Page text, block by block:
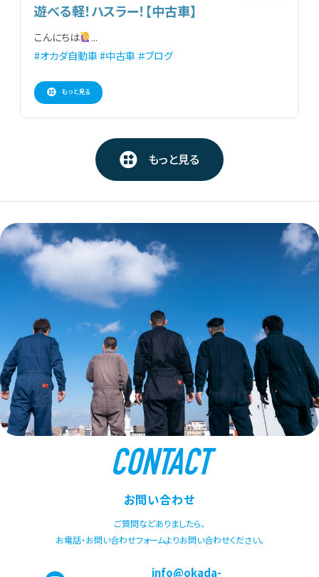
遊べる軽！ハスラー！【中古車】
こんにちは
...
#オカダ自動車 #中古車 ＃ブログ
もっと見る
もっと見る
CONTACT
お問い合わせ
ご質問などありましたら、
お電話・お問い合わせフォームよりお問い合わせください。
info@okada-